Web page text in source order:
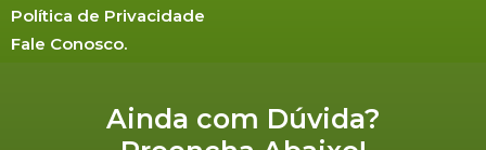
Política de Privacidade
Fale Conosco.
Ainda com Dúvida?